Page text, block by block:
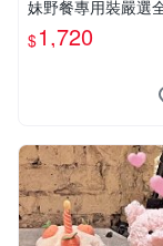
妹野餐專用裝嚴選
封，包含兩組大童
適合收藏與分享。
$1,720